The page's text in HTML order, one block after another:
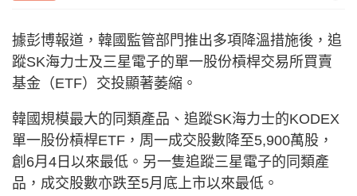
據彭博報道，韓國監管部門推出多項降溫措施後，追
蹤SK海力士及三星電子的單一股份槓桿交易所買賣
基金（ETF）交投顯著萎縮。
韓國規模最大的同類產品、追蹤SK海力士的KODEX
單一股份槓桿ETF，周一成交股數降至5,900萬股，
創6月4日以來最低。另一隻追蹤三星電子的同類產
品，成交股數亦跌至5月底上市以來最低。